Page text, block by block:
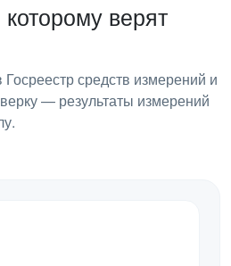
верят
средств измерений и
— результаты измерений